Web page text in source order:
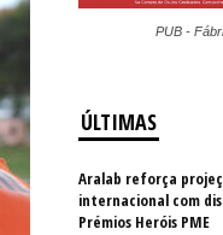
PUB -
ÚLTIMAS
Aralab reforça
internacional com
Prémios Heróis PME